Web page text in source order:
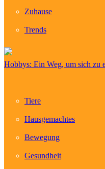
Zuhause
Trends
Hobbys: Ein Weg, um sich zu
Tiere
Hausgemachtes
Bewegung
Gesundheit